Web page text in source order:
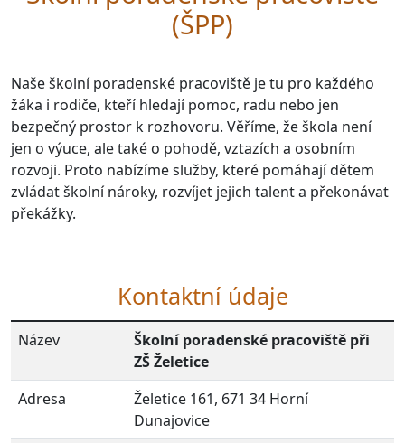
(ŠPP)
Naše školní poradenské pracoviště je tu pro každého
žáka i rodiče, kteří hledají pomoc, radu nebo jen
bezpečný prostor k rozhovoru. Věříme, že škola není
jen o výuce, ale také o pohodě, vztazích a osobním
rozvoji. Proto nabízíme služby, které pomáhají dětem
zvládat školní nároky, rozvíjet jejich talent a překonávat
překážky.
Kontaktní údaje
Název
Školní poradenské pracoviště při
ZŠ Želetice
Adresa
Želetice 161, 671 34 Horní
Dunajovice